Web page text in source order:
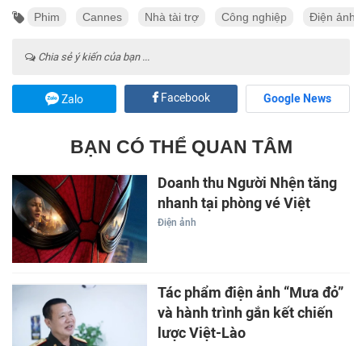
Phim Cannes Nhà tài trợ Công nghiệp Điện ảnh
Chia sẻ ý kiến của bạn ...
Zalo Facebook Google News
BẠN CÓ THỂ QUAN TÂM
Doanh thu Người Nhện tăng
nhanh tại phòng vé Việt
Điện ảnh
Tác phẩm điện ảnh “Mưa đỏ”
và hành trình gắn kết chiến
lược Việt-Lào